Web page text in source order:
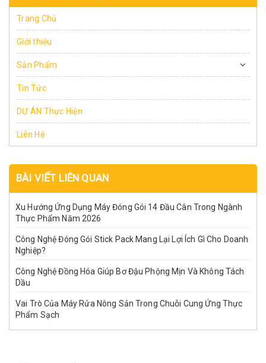
Trang Chủ
Giới thiệu
Sản Phẩm
Tin Tức
DỰ ÁN Thực Hiện
Liên Hệ
BÀI VIẾT LIÊN QUAN
Xu Hướng Ứng Dụng Máy Đóng Gói 14 Đầu Cân Trong Ngành
Thực Phẩm Năm 2026
Công Nghệ Đóng Gói Stick Pack Mang Lại Lợi Ích Gì Cho Doanh
Nghiệp?
Công Nghệ Đồng Hóa Giúp Bơ Đậu Phộng Mịn Và Không Tách
Dầu
Vai Trò Của Máy Rửa Nông Sản Trong Chuỗi Cung Ứng Thực
Phẩm Sạch